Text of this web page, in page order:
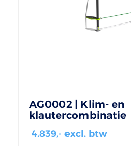
AG0002 | Klim- en
klautercombinatie
4.839,- excl. btw